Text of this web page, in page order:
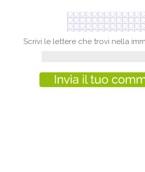
Scrivi le lettere che trovi nella